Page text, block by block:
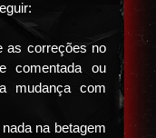
as correções no
comentada ou
mudança com
na betagem